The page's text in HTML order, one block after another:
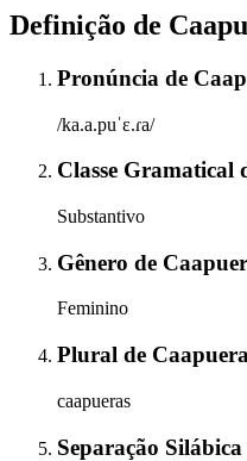
Definição de
Pronúncia de
/ka.a.puˈɛ.ɾa/
Classe Gramatical
Substantivo
Gênero de
Feminino
Plural de Caapuera
caapueras
Separação Silábica